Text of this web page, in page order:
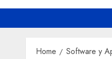
Home Software y